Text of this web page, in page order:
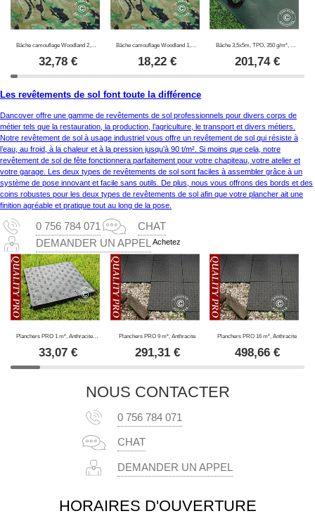
32,78€ 18,22 € 201,74€
Les revêtements de sol font toute la différence
Dancover offre une gamme de revêtements de sol professionnels pour divers corps de
métier tels que la restauration, la production, l’agriculture, le transport et divers métiers.
Notre revêtement de sol à usage industriel vous offre un revêtement de sol qui résiste à
l’eau, au froid, à la chaleur et à la pression jusqu’à 90 t/m². Si moins que cela, notre
revêtement de sol de fête fonctionnera parfaitement pour votre chapiteau, votre atelier et
votre garage. Les deux types de revêtements de sol sont faciles à assembler grâce à un
système de pose innovant et facile sans outils. De plus, nous vous offrons des bords et des
coins robustes pour les deux types de revêtements de sol afin que votre plancher ait une
finition agréable et pratique tout au long de la pose.
0 756 784 071
CHAT
DEMANDER UN APPEL
Achetez
33,07€
Planchers PRO 9 m², Anthracite
291,31€
Planchers PRO 16 m², Anthracite
498,66€
NOUS CONTACTER
0 756 784 071
CHAT
DEMANDER UN APPEL
HORAIRES D'OUVERTURE